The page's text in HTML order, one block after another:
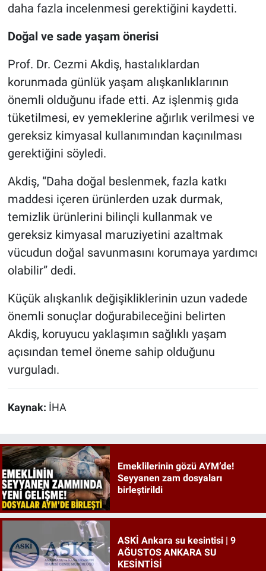
daha fazla incelenmesi gerektiğini kaydetti.
Doğal ve sade yaşam önerisi
Prof. Dr. Cezmi Akdiş, hastalıklardan
korunmada günlük yaşam alışkanlıklarının
önemli olduğunu ifade etti. Az işlenmiş gıda
tüketilmesi, ev yemeklerine ağırlık verilmesi ve
gereksiz kimyasal kullanımından kaçınılması
gerektiğini söyledi.
Akdiş, “Daha doğal beslenmek, fazla katkı
maddesi içeren ürünlerden uzak durmak,
temizlik ürünlerini bilinçli kullanmak ve
gereksiz kimyasal maruziyetini azaltmak
vücudun doğal savunmasını korumaya yardımcı
olabilir” dedi.
Küçük alışkanlık değişikliklerinin uzun vadede
önemli sonuçlar doğurabileceğini belirten
Akdiş, koruyucu yaklaşımın sağlıklı yaşam
açısından temel öneme sahip olduğunu
vurguladı.
Kaynak: İHA
Emeklilerinin gözü AYM’de!
Seyyanen zam dosyaları
birleştirildi
ASKİ Ankara su kesintisi | 9
AĞUSTOS ANKARA SU
KESİNTİSİ